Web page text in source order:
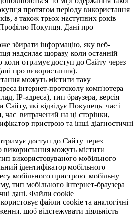
протягом періоду використання
а також трьох наступних років
Покупця. Дані про
збирати інформацію, яку веб-
надсилає щоразу, коли останній
коли отримує доступ до Сайту через
про використання).
можуть містити таку
інтернет-протоколу комп'ютера
IP-адреса), тип браузера, версія
Сайту, які відвідує Покупець, час і
час, витрачений на ці сторінки,
пристрою та інші діагностичні
доступ до Сайту через
використання можуть містити
використовуваного мобільного
ідентифікатор мобільного
мобільного пристрою, мобільну
тип мобільного Інтернет-браузера
дані. Файли cookie
файли cookie та аналогічні
щоб відстежувати діяльність